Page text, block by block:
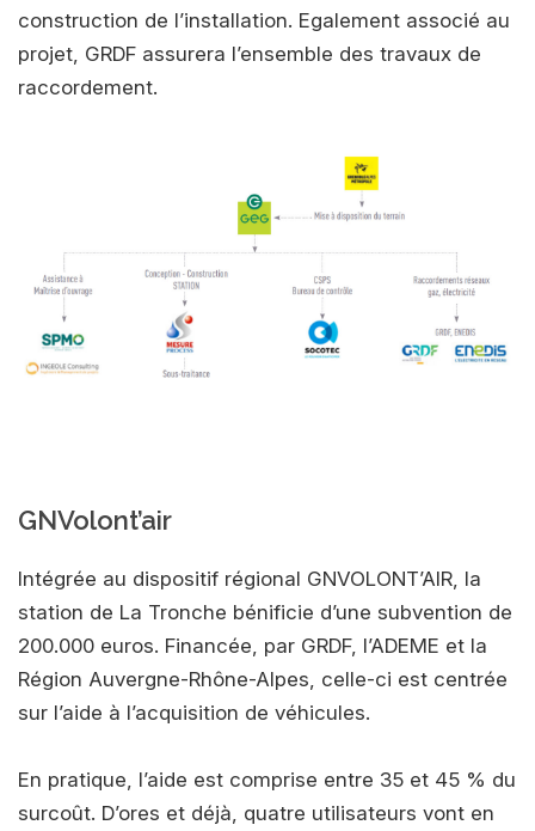
construction de l’installation. Egalement associé au
projet, GRDF assurera l’ensemble des travaux de
raccordement.
GNVolont’air
Intégrée au dispositif régional GNVOLONT’AIR, la
station de La Tronche bénificie d’une subvention de
200.000 euros. Financée, par GRDF, l’ADEME et la
Région Auvergne-Rhône-Alpes, celle-ci est centrée
sur l’aide à l’acquisition de véhicules.
En pratique, l’aide est comprise entre 35 et 45 % du
surcoût. D’ores et déjà, quatre utilisateurs vont en